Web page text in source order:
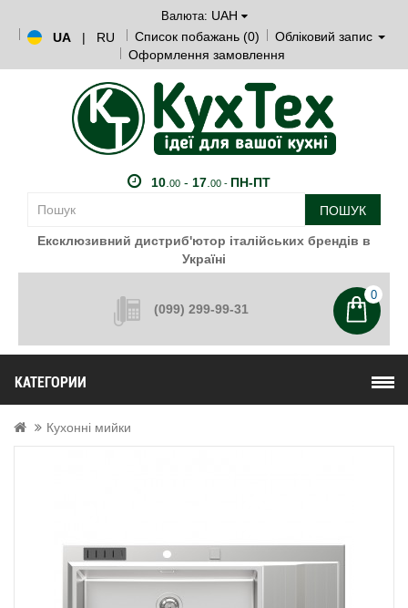
Валюта: UAH
UA
| RU Список побажань (0)
Обліковий запис
Оформлення замовлення
10. 00- 17. 00 - ПН-ПТ
ПОШУК
Ексклюзивний дистриб'ютор італійських брендів в
Україні
(099) 299-99-31
0
КАТЕГОРИИ
Кухонні мийки